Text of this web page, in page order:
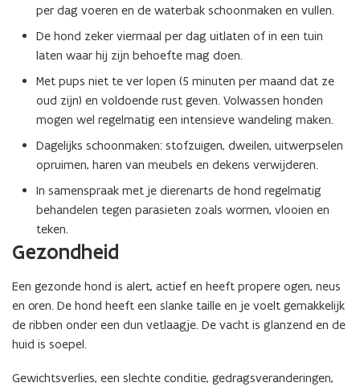
per dag voeren en de waterbak schoonmaken en vullen.
De hond zeker viermaal per dag uitlaten of in een tuin
laten waar hij zijn behoefte mag doen.
Met pups niet te ver lopen (5 minuten per maand dat ze
oud zijn) en voldoende rust geven. Volwassen honden
mogen wel regelmatig een intensieve wandeling maken.
Dagelijks schoonmaken: stofzuigen, dweilen, uitwerpselen
opruimen, haren van meubels en dekens verwijderen.
In samenspraak met je dierenarts de hond regelmatig
behandelen tegen parasieten zoals wormen, vlooien en
teken.
Gezondheid
Een gezonde hond is alert, actief en heeft propere ogen, neus
en oren. De hond heeft een slanke taille en je voelt gemakkelijk
de ribben onder een dun vetlaagje. De vacht is glanzend en de
huid is soepel.
Gewichtsverlies, een slechte conditie, gedragsveranderingen,